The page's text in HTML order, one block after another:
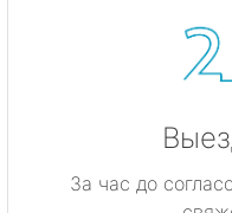
За час до